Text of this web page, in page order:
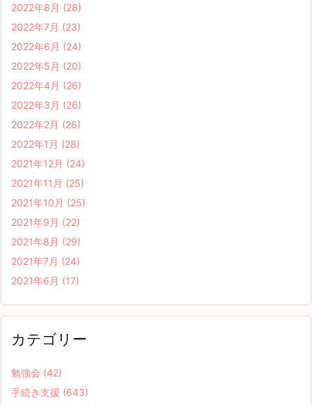
2022年8月 (28)
2022年7月 (23)
2022年6月 (24)
2022年5月 (20)
2022年4月 (26)
2022年3月 (26)
2022年2月 (26)
2022年1月 (28)
2021年12月 (24)
2021年11月 (25)
2021年10月 (25)
2021年9月 (22)
2021年8月 (29)
2021年7月 (24)
2021年6月 (17)
カテゴリー
勉強会 (42)
手続き支援 (643)